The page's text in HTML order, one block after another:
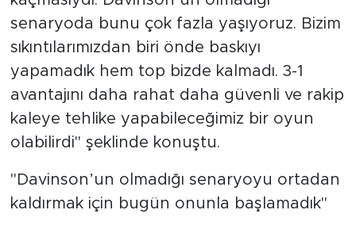
senaryoda bunu çok fazla yaşıyoruz. Bizim
sıkıntılarımızdan biri önde baskıyı
yapamadık hem top bizde kalmadı. 3-1
avantajını daha rahat daha güvenli ve rakip
kaleye tehlike yapabileceğimiz bir oyun
olabilirdi" şeklinde konuştu.
"Davinson’un olmadığı senaryoyu ortadan
kaldırmak için bugün onunla başlamadık"